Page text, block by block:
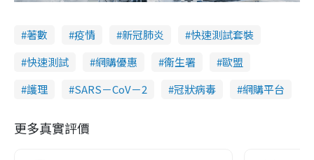
著數 疫情 新冠肺炎
快速測試套裝
快速測試
網購優惠 衞生署
歐盟
護理
SARS－CoV－2 冠狀病毒 網購平台
更多真實評價